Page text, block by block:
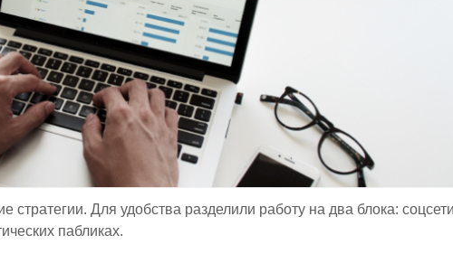
Для удобства разделили работу на два блока: соцсети
пабликах.